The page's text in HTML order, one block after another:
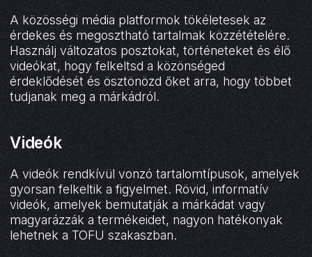
A közösségi média platformok tökéletesek az
érdekes és megosztható tartalmak közzétételére.
Használj változatos posztokat, történeteket és élő
videókat, hogy felkeltsd a közönséged
érdeklődését és ösztönözd őket arra, hogy többet
tudjanak meg a márkádról.
Videók
A videók rendkívül vonzó tartalomtípusok, amelyek
gyorsan felkeltik a figyelmet. Rövid, informatív
videók, amelyek bemutatják a márkádat vagy
magyarázzák a termékeidet, nagyon hatékonyak
lehetnek a TOFU szakaszban.